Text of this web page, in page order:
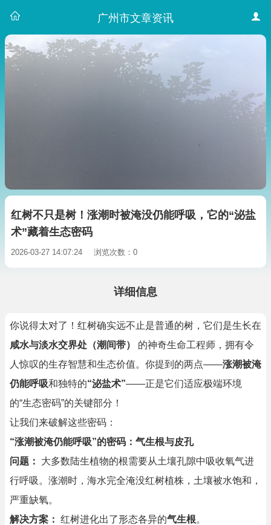
广州市文章资讯
红树不只是树！涨潮时被淹没仍能呼吸，它的“泌盐
术”藏着生态密码
2026-03-27 14:07:24 浏览次数：0
详细信息
你说得太对了！红树确实远不止是普通的树，它们是生长在
咸水与淡水交界处（潮间带）
的神奇生命工程师，拥有令
人惊叹的生存智慧和生态价值。你提到的两点——涨潮被淹
仍能呼吸和独特的“泌盐术”——正是它们适应极端环境
的“生态密码”的关键部分！
让我们来破解这些密码：
“涨潮被淹仍能呼吸”的密码：气生根与皮孔
问题：
大多数陆生植物的根需要从土壤孔隙中吸收氧气进
行呼吸。涨潮时，海水完全淹没红树植株，土壤被水饱和，
严重缺氧。
解决方案： 红树进化出了形态各异的气生根。